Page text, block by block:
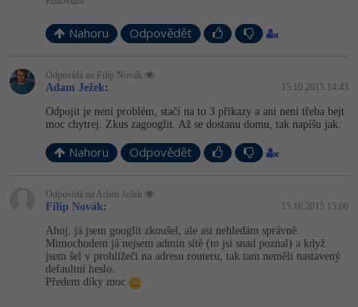
Copywriter
SEO specialista
Algoritmy -41%
Umělá inteligence (AI)
Pro děti
Více
Time management
Windows
Linux
Sítě
Elektronický podpis
Fórum
Ostatní
Fórum
Nahoru Odpovědět
Odpovídá na Filip Novák
Adam Ježek: 15.10.2015 14:43
Odpojit je neni problém, stačí na to 3 příkazy a ani neni třeba bejt
moc chytrej. Zkus zagooglit. Až se dostanu domu, tak napíšu jak.
Nahoru Odpovědět
Odpovídá na Adam Ježek
Filip Novák: 15.10.2015 15:06
Ahoj, já jsem googlit zkoušel, ale asi nehledám správně.
Mimochodem já nejsem admin sítě (to jsi snad poznal) a když
jsem šel v prohlížeči na adresu routeru, tak tam neměli nastavený
defaultní heslo.
Předem díky moc